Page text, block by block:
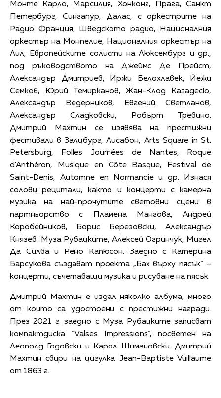
Монте Карло, Марсилия, Хонконг, Прага, Санкт
Петербург, Сингапур, Далас, с оркестрите на
Радио Франция, Шведското радио, Националния
оркестър на Монпелие, Националния оркестър на
Лил, Европейските солисти на Люксембург и др.,
под ръководството на Джеймс Де Прейст,
Александър Дмитриев, Иржи Белохлавек, Йежи
Семков, Юрий Темирканов, Жан-Клод Казадесю,
Александър Ведерников, Евгений Светланов,
Александър Сладковски, Робърт Тревино.
Дмитрий Махтин се изявява на престижни
фестивали в Залцбург, Лисабон, Arts Square in St.
Petersburg, Folles Journées de Nantes, Roque
d'Anthéron, Musique en Côte Basque, Festival de
Saint-Denis, Automne en Normandie и др. Изнася
солови рецитали, както и концерти с камерна
музика на най-прочутите световни сцени в
партньорство с Пламена Мангова, Андрей
Коробейников, Борис Березовски, Александър
Князев, Муза Рубацките, Алексей Огринчук, Мигел
Да Силва и Рено Капюсон. Заедно с Катерина
Барсукова създават проекта „Бах върху пясък“ –
концерти, съчетаващи музика и рисуване на пясък.
Дмитрий Махтин е издал няколко албума, много
от които са удостоени с престижни награди.
През 2021 г. заедно с Муза Рубацките записват
компактдиска “Valses Impressions”, посветен на
Леополд Годовски и Карол Шимановски. Дмитрий
Махтин свири на цигулка Jean-Baptiste Vuillaume
от 1863 г.